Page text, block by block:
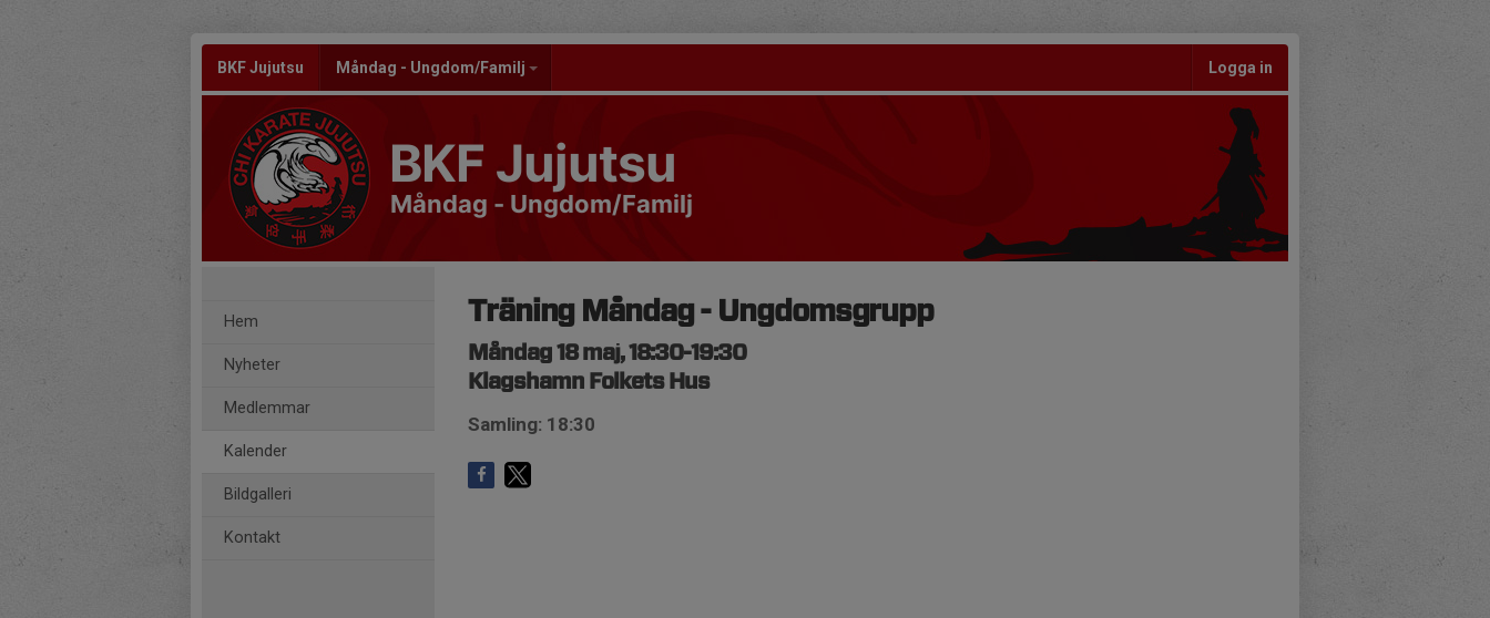
BKF Jujutsu Måndag - Ungdom/Familj Logga in
BKF Jujutsu
Måndag - Ungdom/Familj
Hem
Nyheter
Medlemmar
Kalender
Bildgalleri
Kontakt
Träning Måndag - Ungdomsgrupp
Måndag 18 maj, 18:30-19:30
Klagshamn Folkets Hus
Samling: 18:30